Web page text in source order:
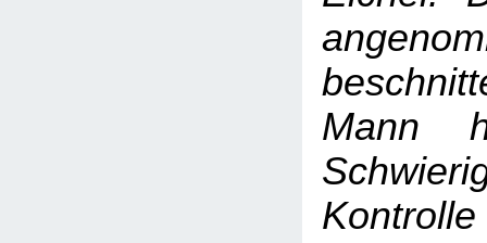
Mann